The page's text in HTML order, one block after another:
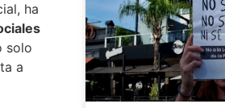
ha
solo
a